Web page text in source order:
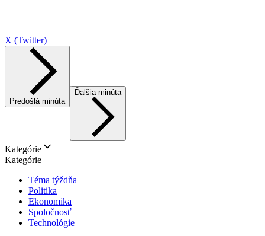
X (Twitter)
Predošlá minúta
Ďalšia minúta
Kategórie
Kategórie
Téma týždňa
Politika
Ekonomika
Spoločnosť
Technológie